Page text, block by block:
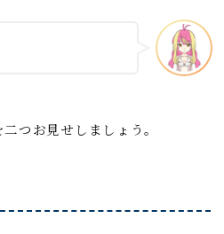
つお見せしましょう。